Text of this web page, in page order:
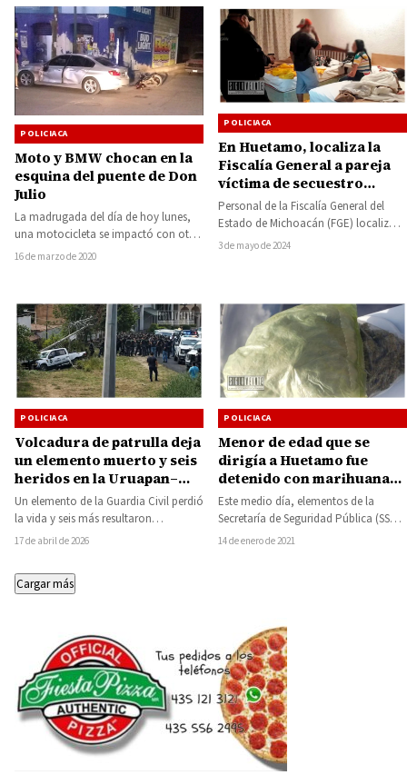
POLICIACA
Moto y BMW chocan en la
esquina del puente de Don
Julio
La madrugada del día de hoy lunes,
una motocicleta se impactó con otro
vehículo en la esquina que…
16 de marzo de 2020
POLICIACA
En Huetamo, localiza la
Fiscalía General a pareja
víctima de secuestro
virtual
Personal de la Fiscalía General del
Estado de Michoacán (FGE) localizó a
un hombre y a una mujer,…
3 de mayo de 2024
POLICIACA
Volcadura de patrulla deja
un elemento muerto y seis
heridos en la Uruapan–
Paracho
Un elemento de la Guardia Civil perdió
la vida y seis más resultaron
lesionados tras la volcadura de…
17 de abril de 2026
POLICIACA
Menor de edad que se
dirigía a Huetamo fue
detenido con marihuana
en el entronque Acuitzio
del Canje-Tiripetío
Este medio día, elementos de la
Secretaría de Seguridad Pública (SSP),
aseguraron a un menor en posesión
14 de enero de 2021
Cargar más